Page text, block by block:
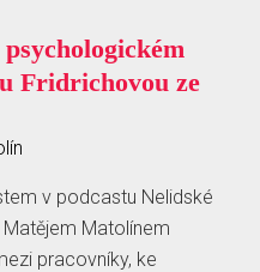
Fridrichovou ze
v podcastu Nelidské
Matolínem
pracovníky, ke